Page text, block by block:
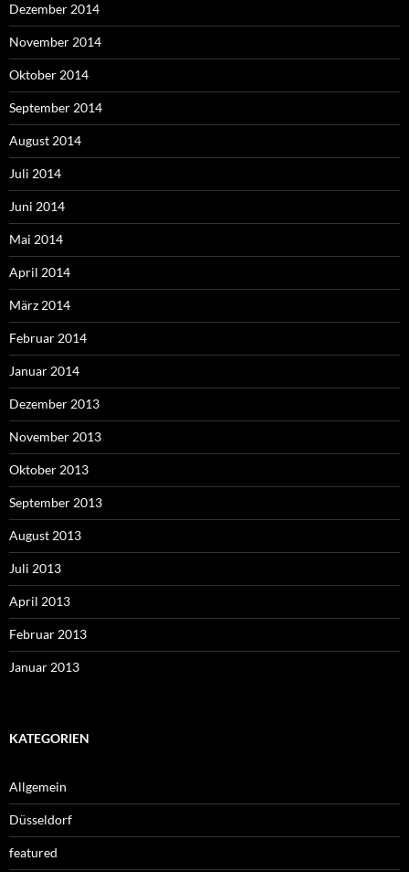
Dezember 2014
November 2014
Oktober 2014
September 2014
August 2014
Juli 2014
Juni 2014
Mai 2014
April 2014
März 2014
Februar 2014
Januar 2014
Dezember 2013
November 2013
Oktober 2013
September 2013
August 2013
Juli 2013
April 2013
Februar 2013
Januar 2013
KATEGORIEN
Allgemein
Düsseldorf
featured